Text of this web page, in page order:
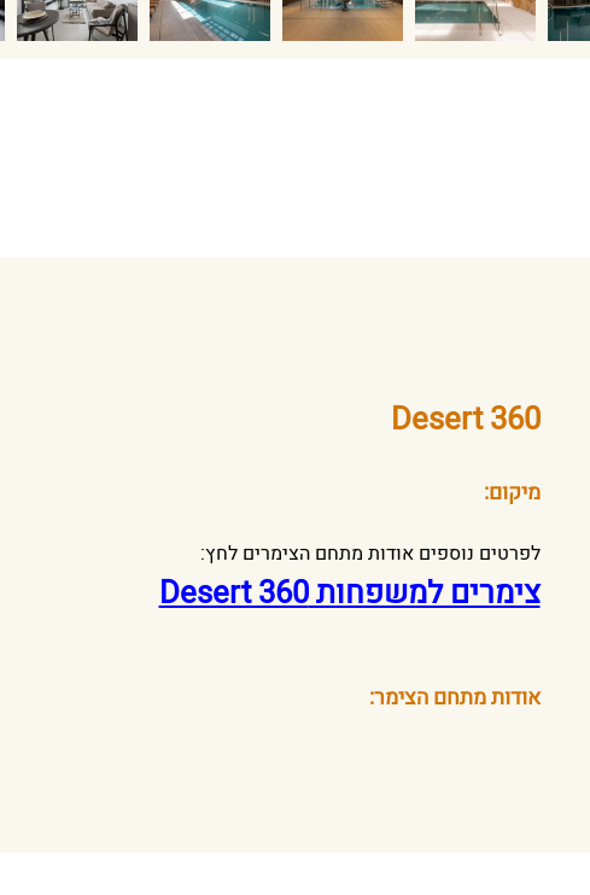
Desert 360‏
מיקום:
לפרטים נוספים אודות מתחם הצימרים לחץ:
צימרים למשפחות Desert 360‏
אודות מתחם הצימר: